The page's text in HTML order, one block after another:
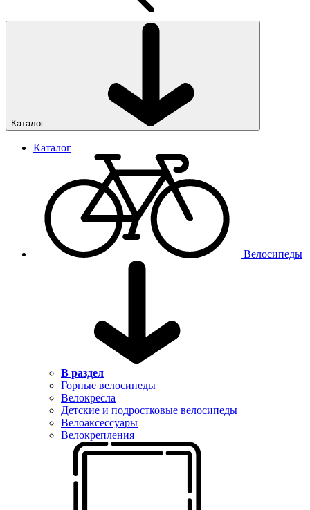
Каталог
Каталог
Велосипеды
В раздел
Горные велосипеды
Велокресла
Детские и подростковые велосипеды
Велоаксессуары
Велокрепления